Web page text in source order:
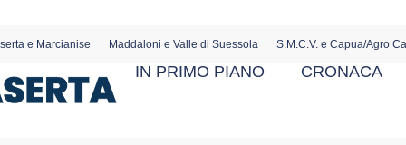
e Marcianise Maddaloni e Valle di Suessola S.M.C.V. e Capua/Agro
IN PRIMO PIANO CRONACA